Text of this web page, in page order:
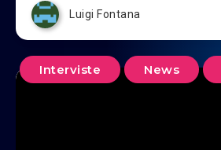
Luigi Fontana
Interviste News